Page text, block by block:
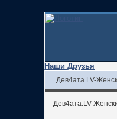
Наши Друзья
Дев4ата.LV-
Дев4ата.LV-